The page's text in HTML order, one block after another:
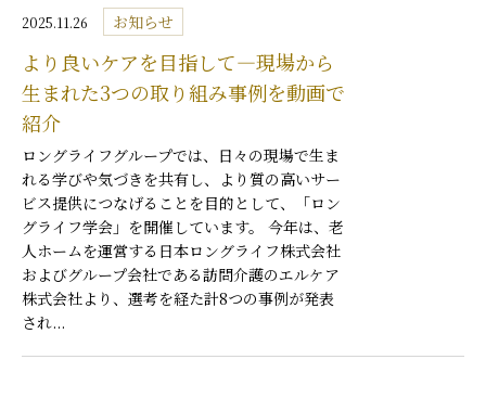
2025.11.26 お知らせ
より良いケアを目指して—現場から
生まれた3つの取り組み事例を動画で
紹介
ロングライフグループでは、日々の現場で生ま
れる学びや気づきを共有し、より質の高いサー
ビス提供につなげることを目的として、「ロン
グライフ学会」を開催しています。 今年は、老
人ホームを運営する日本ロングライフ株式会社
およびグループ会社である訪問介護のエルケア
株式会社より、選考を経た計8つの事例が発表
され...